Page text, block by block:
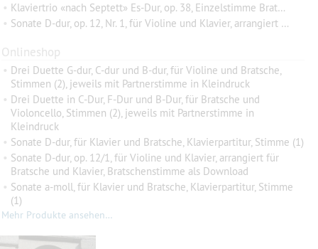
• Klaviertrio «nach Septett» Es-Dur, op. 38, Einzelstimme Bratsche (anstatt Violoncello)
• Sonate D-dur, op. 12, Nr. 1, für Violine und Klavier, arrangiert für Bratsche und Klavier
Onlineshop
• Drei Duette G-dur, C-dur und B-dur, für Violine und Bratsche,
Stimmen (2), jeweils mit Partnerstimme in Kleindruck
• Drei Duette in C-Dur, F-Dur und B-Dur, für Bratsche und
Violoncello, Stimmen (2), jeweils mit Partnerstimme in
Kleindruck
• Sonate D-dur, für Klavier und Bratsche, Klavierpartitur, Stimme (1)
• Sonate D-dur, op. 12/1, für Violine und Klavier, arrangiert für
Bratsche und Klavier, Bratschenstimme als Download
• Sonate a-moll, für Klavier und Bratsche, Klavierpartitur, Stimme
(1)
Mehr Produkte ansehen…